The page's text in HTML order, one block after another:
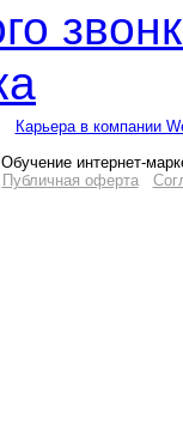
Карьера в компании
интернет-
Публичная оферта